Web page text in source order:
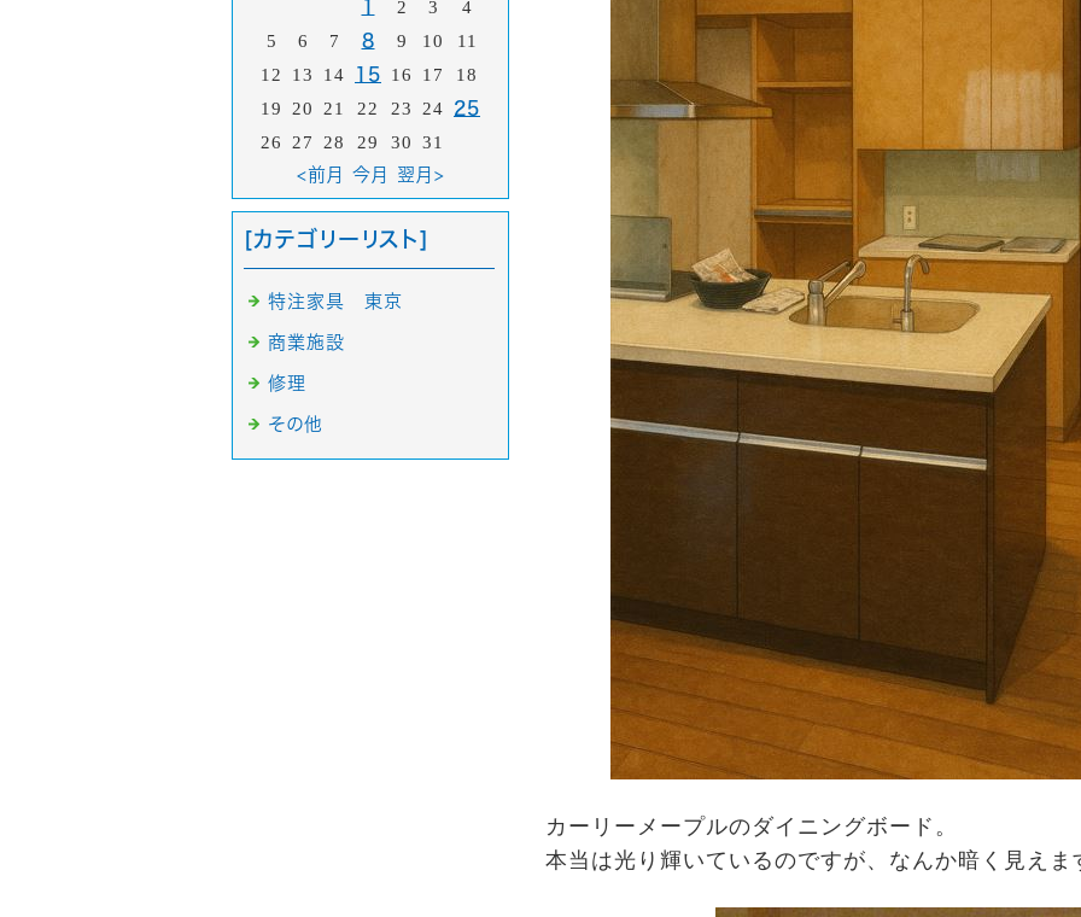
カーリーメープルのダイニングボード。
本当は光り輝いているのですが、なんか暗く見えま
1 2 3
4
5
6 7 8 9 10
11
12
13 14 15 16 17
18
19
20 21 22 23 24 25
26 27 28 29 30 31
<前月 今月 翌月>
[カテゴリーリスト]
特注家具 東京
商業施設
修理
その他